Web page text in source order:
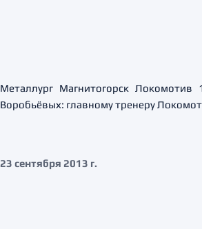
Металлург Магнитогорск
Воробьёвых: главному тренеру
23 сентября 2013 г.